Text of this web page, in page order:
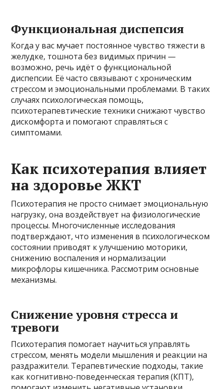
Функциональная диспепсия
Когда у вас мучает постоянное чувство тяжести в
желудке, тошнота без видимых причин —
возможно, речь идёт о функциональной
диспепсии. Её часто связывают с хроническим
стрессом и эмоциональными проблемами. В таких
случаях психологическая помощь,
психотерапевтические техники снижают чувство
дискомфорта и помогают справляться с
симптомами.
Как психотерапия влияет
на здоровье ЖКТ
Психотерапия не просто снимает эмоциональную
нагрузку, она воздействует на физиологические
процессы. Многочисленные исследования
подтверждают, что изменения в психологическом
состоянии приводят к улучшению моторики,
снижению воспаления и нормализации
микрофлоры кишечника. Рассмотрим основные
механизмы.
Снижение уровня стресса и
тревоги
Психотерапия помогает научиться управлять
стрессом, менять модели мышления и реакции на
раздражители. Терапевтические подходы, такие
как когнитивно-поведенческая терапия (КПТ),